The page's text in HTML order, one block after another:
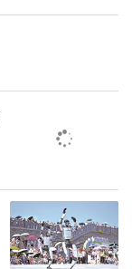
创出特色的
服务品牌培
牌”建设思
员集聚、镇
旅融合发展
传承等独特
践创新基地，
服务、建言
创业沙龙、